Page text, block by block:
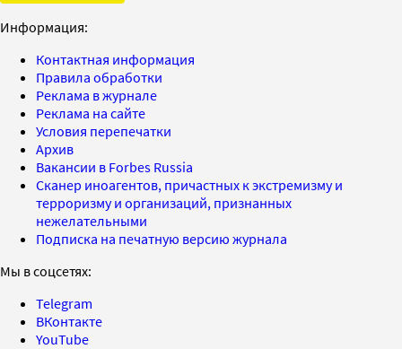
Информация:
Контактная информация
Правила обработки
Реклама в журнале
Реклама на сайте
Условия перепечатки
Архив
Вакансии в Forbes Russia
Сканер иноагентов, причастных к экстремизму и
терроризму и организаций, признанных
нежелательными
Подписка на печатную версию журнала
Мы в соцсетях:
Telegram
ВКонтакте
YouTube